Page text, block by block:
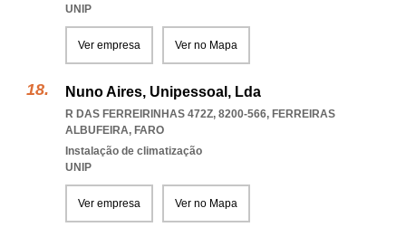
UNIP
Ver empresa Ver no Mapa
Nuno Aires, Unipessoal, Lda
R DAS FERREIRINHAS 472Z, 8200-566, FERREIRAS
ALBUFEIRA, FARO
Instalação de climatização
UNIP
Ver empresa Ver no Mapa